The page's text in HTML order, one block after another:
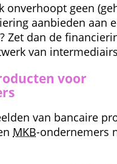
onverhoopt geen
aanbieden aan
Zet dan de
van
voor
van bancaire
MKB-ondernemers